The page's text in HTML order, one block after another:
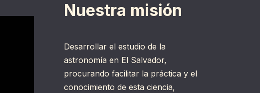
Nuestra misión
Desarrollar el estudio de la
astronomía en El Salvador,
procurando facilitar la práctica y el
conocimiento de esta ciencia,